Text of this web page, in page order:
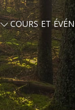
COURS ET